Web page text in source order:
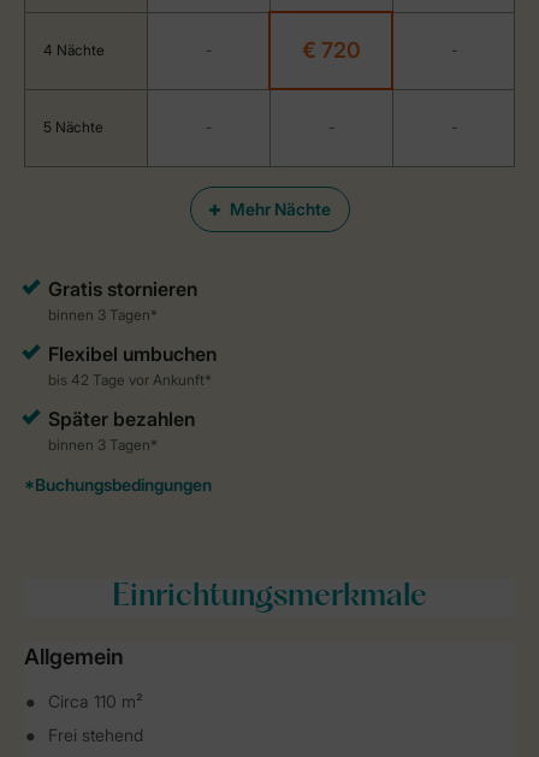
Mehr Nächte
4 Nächte - € 720 -
5 Nächte - - -
Einrichtungsmerkmale
Allgemein
Circa 110 m²
Frei stehend